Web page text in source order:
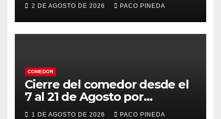
2 DE AGOSTO DE 2026 PACO PINEDA
COMEDOR
Cierre del comedor desde el
7 al 21 de Agosto por
vacaciones
1 DE AGOSTO DE 2026 PACO PINEDA